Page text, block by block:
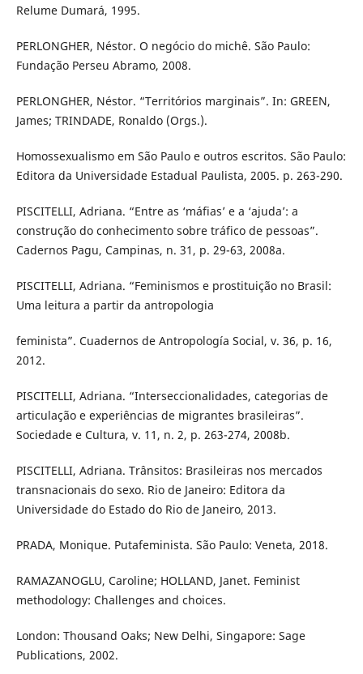
Relume Dumará, 1995.
PERLONGHER, Néstor. O negócio do michê. São Paulo:
Fundação Perseu Abramo, 2008.
PERLONGHER, Néstor. “Territórios marginais”. In: GREEN,
James; TRINDADE, Ronaldo (Orgs.).
Homossexualismo em São Paulo e outros escritos. São Paulo:
Editora da Universidade Estadual Paulista, 2005. p. 263-290.
PISCITELLI, Adriana. “Entre as ‘máfias’ e a ‘ajuda’: a
construção do conhecimento sobre tráfico de pessoas”.
Cadernos Pagu, Campinas, n. 31, p. 29-63, 2008a.
PISCITELLI, Adriana. “Feminismos e prostituição no Brasil:
Uma leitura a partir da antropologia
feminista”. Cuadernos de Antropología Social, v. 36, p. 16,
2012.
PISCITELLI, Adriana. “Interseccionalidades, categorias de
articulação e experiências de migrantes brasileiras”.
Sociedade e Cultura, v. 11, n. 2, p. 263-274, 2008b.
PISCITELLI, Adriana. Trânsitos: Brasileiras nos mercados
transnacionais do sexo. Rio de Janeiro: Editora da
Universidade do Estado do Rio de Janeiro, 2013.
PRADA, Monique. Putafeminista. São Paulo: Veneta, 2018.
RAMAZANOGLU, Caroline; HOLLAND, Janet. Feminist
methodology: Challenges and choices.
London: Thousand Oaks; New Delhi, Singapore: Sage
Publications, 2002.